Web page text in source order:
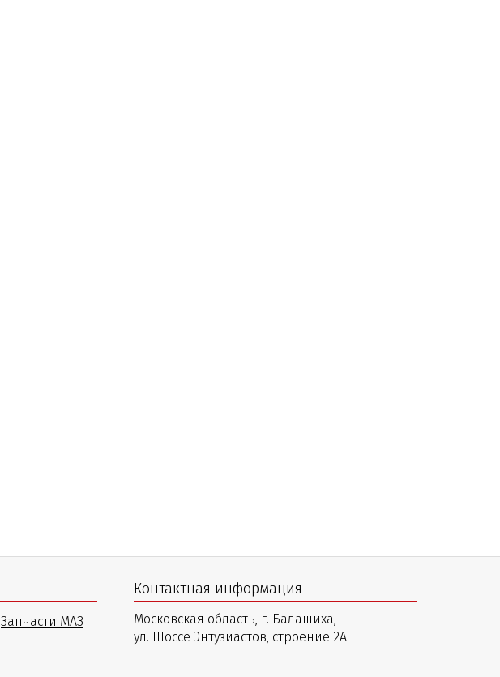
Запчасти МАЗ
Контактная информация
Московская область, г. Балашиха,
ул. Шоссе Энтузиастов, строение 2А